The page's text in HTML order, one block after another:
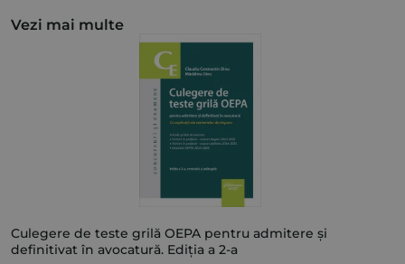
Vezi mai multe
Culegere de teste grilă OEPA pentru admitere și
definitivat în avocatură. Ediția a 2-a